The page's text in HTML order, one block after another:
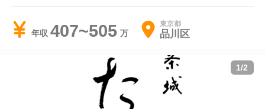
年収 407~505 東京都
品川区
1/2